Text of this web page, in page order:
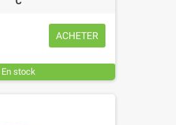
ACHETER
En stock